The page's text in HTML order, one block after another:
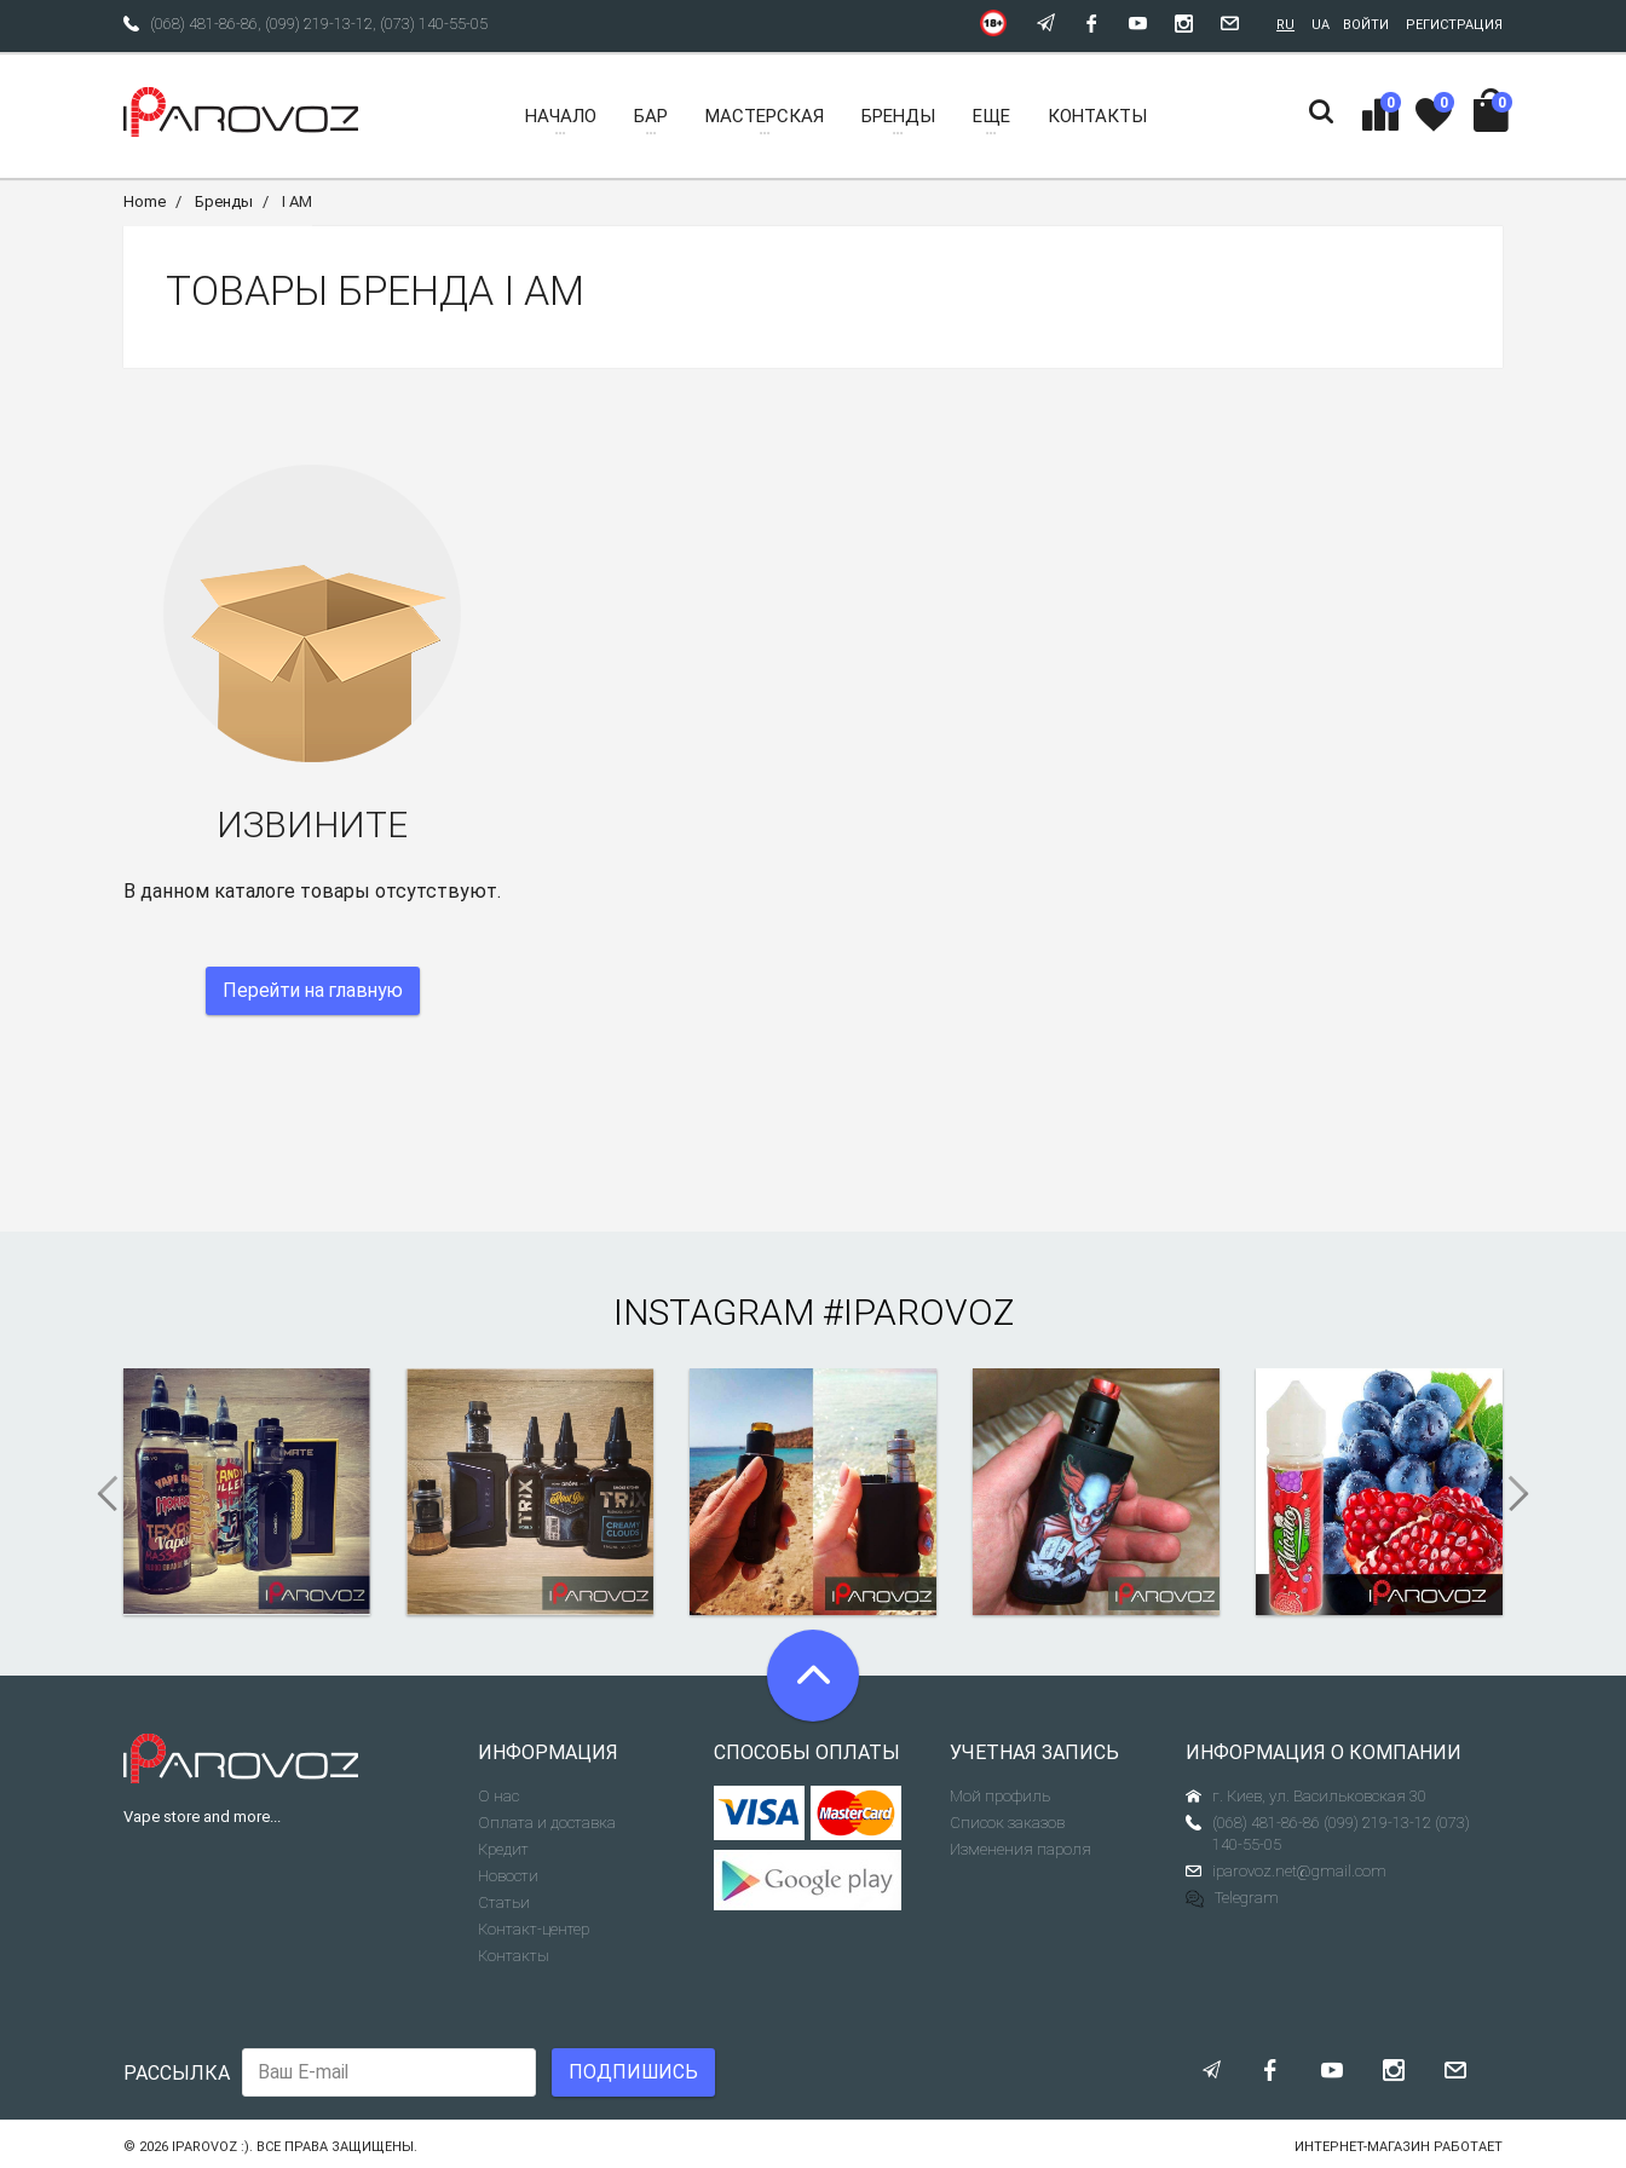
(068) 481-86-86, (099) 219-13-12, (073) 140-55-05 ВОЙТИ РЕГИСТРАЦИЯ
RU UA
0 0 0
НАЧАЛО БАР МАСТЕРСКАЯ БРЕНДЫ ЕЩЕ КОНТАКТЫ
Home Бренды I AM
ТОВАРЫ БРЕНДА I AM
ИЗВИНИТЕ
В данном каталоге товары отсутствуют.
Перейти на главную
INSTAGRAM #IPAROVOZ
Vape store and more...
ИНФОРМАЦИЯ
О нас
Оплата и доставка
Кредит
Новости
Статьи
Контакт-центер
Контакты
СПОСОБЫ ОПЛАТЫ УЧЕТНАЯ ЗАПИСЬ
Мой профиль
Список заказов
Изменения пароля
ИНФОРМАЦИЯ О КОМПАНИИ
г. Киев, ул. Васильковская 30
(068) 481-86-86 (099) 219-13-12 (073)
140-55-05
iparovoz.net@gmail.com
Telegram
РАССЫЛКА ПОДПИШИСЬ
© 2026 IPAROVOZ :). ВСЕ ПРАВА ЗАЩИЩЕНЫ. ИНТЕРНЕТ-МАГАЗИН РАБОТАЕТ